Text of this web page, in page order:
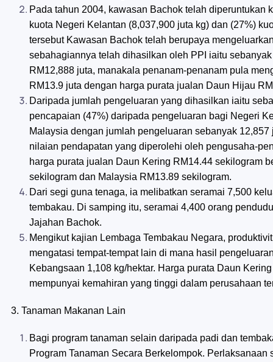
Pada tahun 2004, kawasan Bachok telah
kuota Negeri Kelantan (8,037,900 juta kg) dan (27%)
tersebut Kawasan Bachok telah berupaya
sebahagiannya telah dihasilkan oleh PPI iaitu
RM12,888 juta, manakala penanam-penanam pula
RM13.9 juta dengan harga purata jualan Daun Hijau
Daripada jumlah pengeluaran yang dihasilkan iaitu
pencapaian (47%) daripada pengeluaran bagi Negeri
Malaysia dengan jumlah pengeluaran sebanyak
nilaian pendapatan yang diperolehi oleh pengusaha-
harga purata jualan Daun Kering RM14.44 sekilogram
sekilogram dan Malaysia RM13.89 sekilogram.
Dari segi guna tenaga, ia melibatkan seramai 7,500
tembakau. Di samping itu, seramai 4,400 orang
Jajahan Bachok.
Mengikut kajian Lembaga Tembakau Negara,
mengatasi tempat-tempat lain di mana hasil
Kebangsaan 1,108 kg/hektar. Harga purata Daun
mempunyai kemahiran yang tinggi dalam perusahaan
3. Tanaman Makanan Lain
Bagi program tanaman selain daripada padi dan
Program Tanaman Secara Berkelompok.